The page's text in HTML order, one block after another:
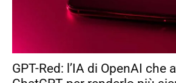
GPT-Red: l’IA di OpenAI che